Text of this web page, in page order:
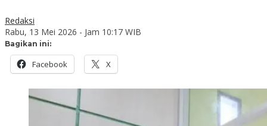
Redaksi
Rabu, 13 Mei 2026 - Jam 10:17 WIB
Bagikan ini:
Facebook X